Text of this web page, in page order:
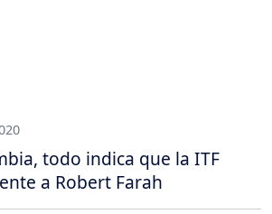
todo indica que la ITF
a Robert Farah